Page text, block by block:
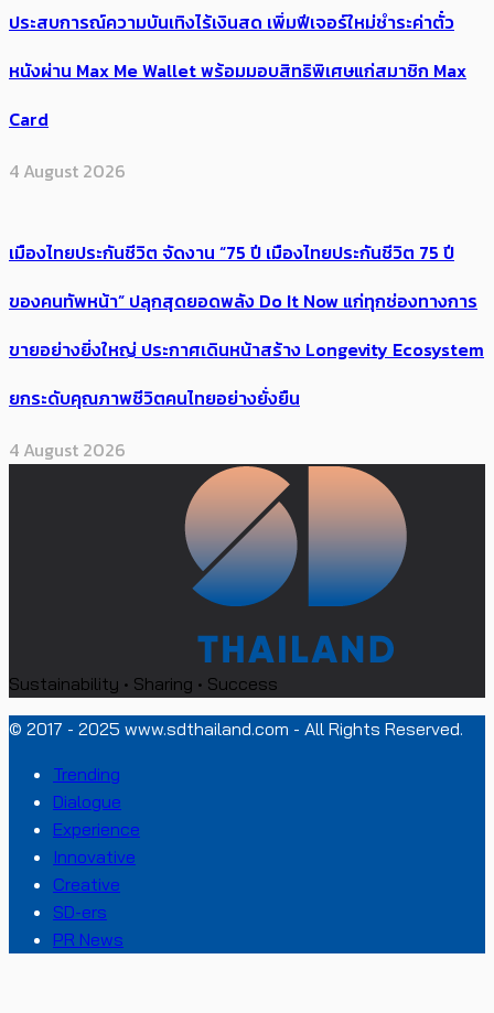
ประสบการณ์ความบันเทิงไร้เงินสด เพิ่มฟีเจอร์ใหม่ชำระค่าตั๋ว
หนังผ่าน Max Me Wallet พร้อมมอบสิทธิพิเศษแก่สมาชิก Max
Card
4 August 2026
เมืองไทยประกันชีวิต จัดงาน “75 ปี เมืองไทยประกันชีวิต 75 ปี
ของคนทัพหน้า” ปลุกสุดยอดพลัง Do It Now แก่ทุกช่องทางการ
ขายอย่างยิ่งใหญ่ ประกาศเดินหน้าสร้าง Longevity Ecosystem
ยกระดับคุณภาพชีวิตคนไทยอย่างยั่งยืน
4 August 2026
Sustainability • Sharing • Success
© 2017 - 2025 www.sdthailand.com - All Rights Reserved.
Trending
Dialogue
Experience
Innovative
Creative
SD-ers
PR News